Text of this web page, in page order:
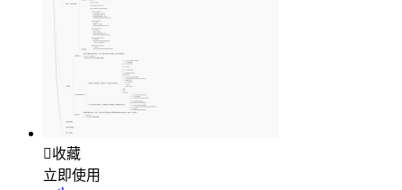
收藏
立即使用